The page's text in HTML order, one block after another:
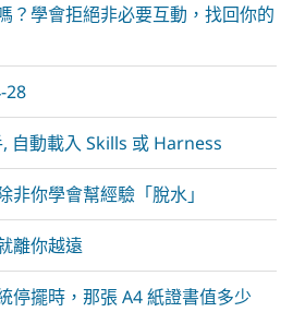
？學會拒絕非必要互動，找回你的
28
自動載入 Skills 或 Harness
你學會幫經驗「脫水」
離你越遠
停擺時，那張 A4 紙證書值多少